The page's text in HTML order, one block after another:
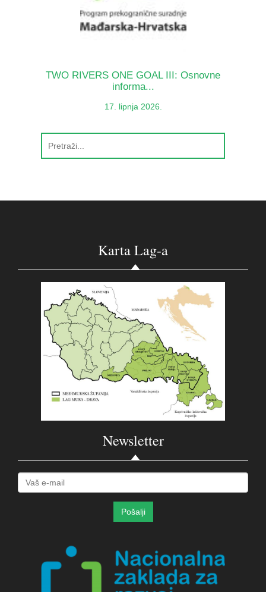
TWO RIVERS ONE GOAL III: Osnovne
informa...
17. lipnja 2026.
Karta Lag-a
Newsletter